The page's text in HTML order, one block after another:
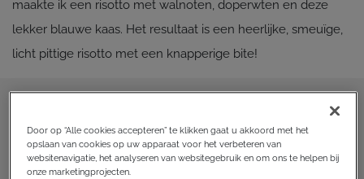
maakte ik een risotto met walnoten, doperwten en deze
lekker blauwe kaas. Het resultaat is een heerlijke, smeuïge,
licht pittige risotto met een knapperige bite!
Door op “Alle cookies accepteren” te klikken gaat u akkoord met het
opslaan van cookies op uw apparaat voor het verbeteren van
websitenavigatie, het analyseren van websitegebruik en om ons te helpen bij
onze marketingprojecten.